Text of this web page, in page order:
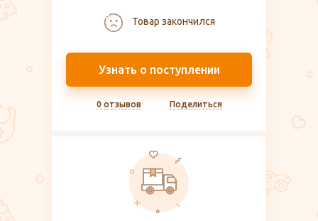
Товар закончился
Узнать о поступлении
0 отзывов Поделиться